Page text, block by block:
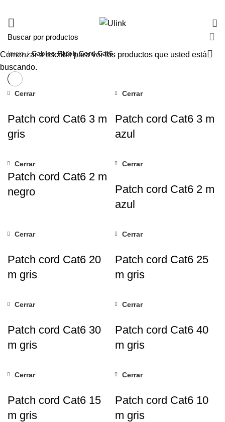
Inicio Cables Patch Cord Cat6
Cerrar
Patch cord Cat6 3 m
gris
Cerrar
Patch cord Cat6 3 m
azul
Cerrar
Patch cord Cat6 2 m
negro
Cerrar
Patch cord Cat6 2 m
azul
Cerrar
Patch cord Cat6 20
m gris
Cerrar
Patch cord Cat6 25
m gris
Cerrar
Patch cord Cat6 30
m gris
Cerrar
Patch cord Cat6 40
m gris
Cerrar
Patch cord Cat6 15
m gris
Cerrar
Patch cord Cat6 10
m gris
Comenzar a escribir para ver los productos que usted está
buscando.